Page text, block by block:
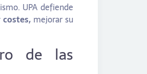
UPA defiende
mejorar su
de las